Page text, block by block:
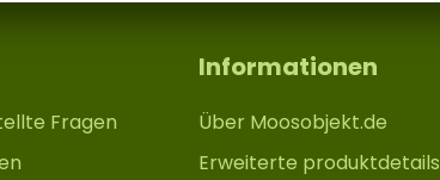
Fragen
Informationen
Über Moosobjekt.de
Erweiterte produktdetails